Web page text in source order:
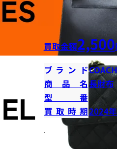
買取金額2,500
ブランドCOACH
商品名長財布
型番
買取時期2024